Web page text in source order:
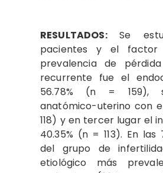
RESULTADOS:Se
pacientes y el factor
prevalencia de
recurrente fue el
56.78% (n = 159),
anatómico-uterino con
118) y en tercer lugar el
40.35% (n = 113). En
del grupo de
etiológico más